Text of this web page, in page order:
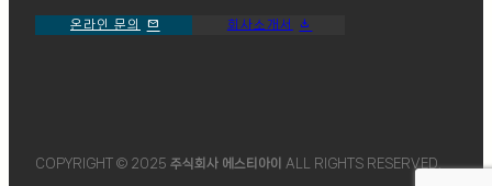
온라인 문의 회사소개서
COPYRIGHT © 2025 주식회사 에스티아이 ALL RIGHTS RESERVED.